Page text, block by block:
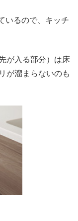
いるので、キッチ
が入る部分）は床
が溜まらないのも